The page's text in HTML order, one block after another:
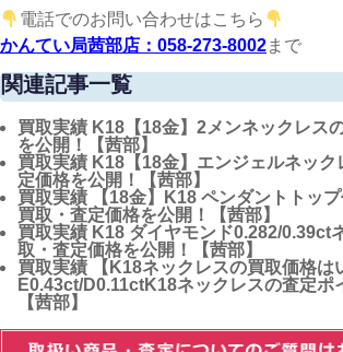
電話でのお問い合わせはこちら
かんてい局茜部店：058-273-8002まで
関連記事一覧
買取実績 K18【18金】2メンネックレス
を公開！【茜部】
買取実績 K18【18金】エンジェルネック
定価格を公開！【茜部】
買取実績 【18金】K18 ペンダントトッ
買取・査定価格を公開！【茜部】
買取実績 K18 ダイヤモンド0.282/0.39ct
取・査定価格を公開！【茜部】
買取実績 【K18ネックレスの買取価格は
E0.43ct/D0.11ctK18ネックレスの査定ポ
【茜部】